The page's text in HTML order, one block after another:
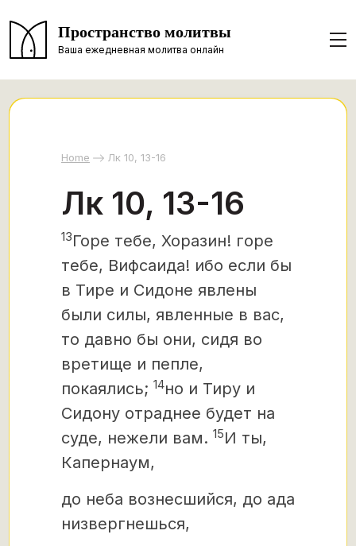
Пространство молитвы
Ваша ежедневная молитва онлайн
Home Лк 10, 13-16
Лк 10, 13-16
13Горе тебе, Хоразин! горе
тебе, Вифсаида! ибо если бы
в Тире и Сидоне явлены
были силы, явленные в вас,
то давно бы они, сидя во
вретище и пепле,
покаялись; 14но и Тиру и
Сидону отраднее будет на
суде, нежели вам. 15И ты,
Капернаум,
до неба вознесшийся, до ада
низвергнешься,